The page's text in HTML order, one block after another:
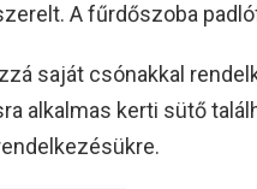
A fűrdőszoba
saját csónakkal
alkalmas kerti sütő